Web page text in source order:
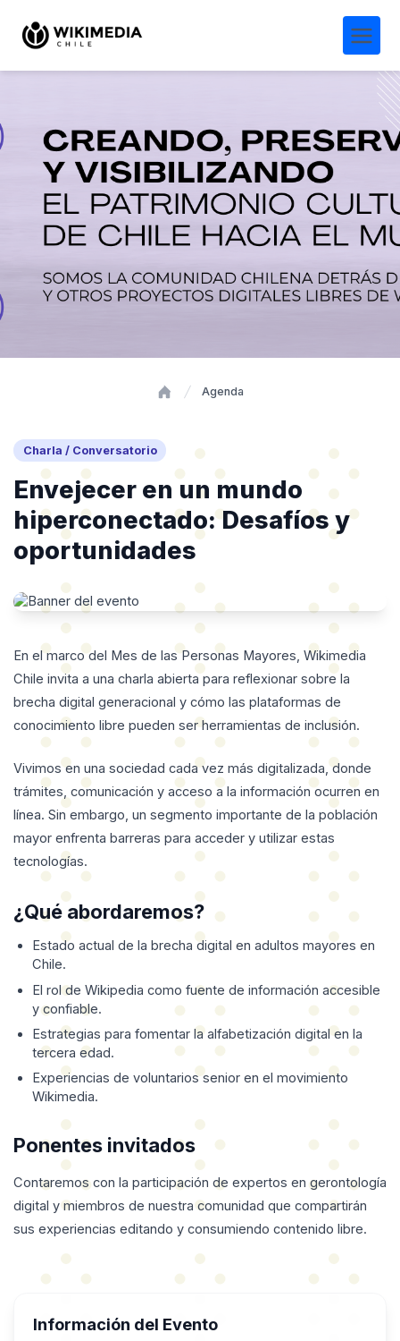
Agenda
Charla / Conversatorio
Envejecer en un mundo
hiperconectado: Desafíos y
oportunidades
En el marco del Mes de las Personas Mayores, Wikimedia
Chile invita a una charla abierta para reflexionar sobre la
brecha digital generacional y cómo las plataformas de
conocimiento libre pueden ser herramientas de inclusión.
Vivimos en una sociedad cada vez más digitalizada, donde
trámites, comunicación y acceso a la información ocurren en
línea. Sin embargo, un segmento importante de la población
mayor enfrenta barreras para acceder y utilizar estas
tecnologías.
¿Qué abordaremos?
Estado actual de la brecha digital en adultos mayores en
Chile.
El rol de Wikipedia como fuente de información accesible
y confiable.
Estrategias para fomentar la alfabetización digital en la
tercera edad.
Experiencias de voluntarios senior en el movimiento
Wikimedia.
Ponentes invitados
Contaremos con la participación de expertos en gerontología
digital y miembros de nuestra comunidad que compartirán
sus experiencias editando y consumiendo contenido libre.
Información del Evento